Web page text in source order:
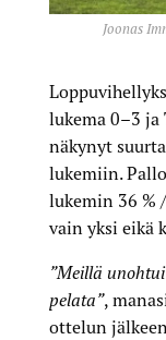
Joonas
lukema 0–3 ja
näkynyt
lukemiin.
lukemin 36 %
vain yksi eikä
”Meillä
pelata”,
ottelun